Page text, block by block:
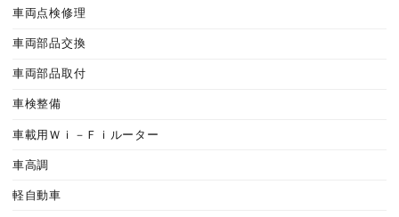
車両点検修理
車両部品交換
車両部品取付
車検整備
車載用Ｗｉ－Ｆｉルーター
車高調
軽自動車